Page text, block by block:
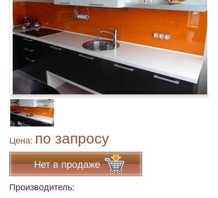
Цена: по запросу
Нет в продаже
Производитель: